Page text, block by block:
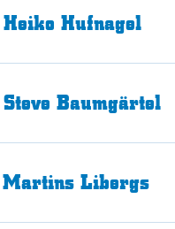
Heiko Hufnagel
Steve Baumgärtel
Martins Libergs